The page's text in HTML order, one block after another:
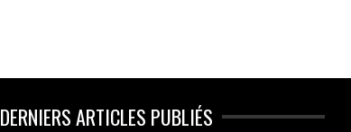
DERNIERS ARTICLES PUBLIÉS